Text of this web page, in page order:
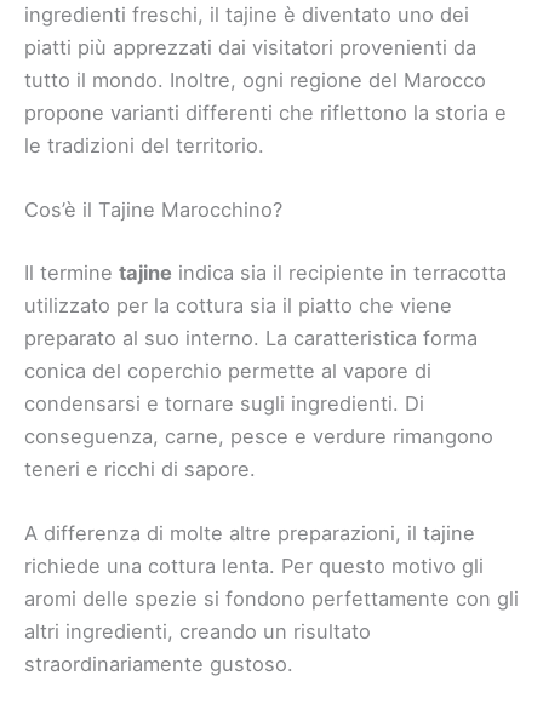
ingredienti freschi, il tajine è diventato uno dei
piatti più apprezzati dai visitatori provenienti da
tutto il mondo. Inoltre, ogni regione del Marocco
propone varianti differenti che riflettono la storia e
le tradizioni del territorio.
Cos’è il Tajine Marocchino?
Il termine tajine indica sia il recipiente in terracotta
utilizzato per la cottura sia il piatto che viene
preparato al suo interno. La caratteristica forma
conica del coperchio permette al vapore di
condensarsi e tornare sugli ingredienti. Di
conseguenza, carne, pesce e verdure rimangono
teneri e ricchi di sapore.
A differenza di molte altre preparazioni, il tajine
richiede una cottura lenta. Per questo motivo gli
aromi delle spezie si fondono perfettamente con gli
altri ingredienti, creando un risultato
straordinariamente gustoso.